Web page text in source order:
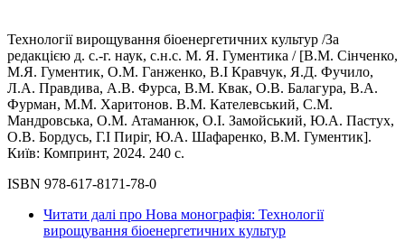
Технології вирощування біоенергетичних культур /За
редакцією д. с.-г. наук, с.н.с. М. Я. Гументика / [В.М. Сінченко,
М.Я. Гументик, О.М. Ганженко, В.І Кравчук, Я.Д. Фучило,
Л.А. Правдива, А.В. Фурса, В.М. Квак, О.В. Балагура, В.А.
Фурман, М.М. Харитонов. В.М. Кателевський, С.М.
Мандровська, О.М. Атаманюк, О.І. Замойський, Ю.А. Пастух,
О.В. Бордусь, Г.І Пиріг, Ю.А. Шафаренко, В.М. Гументик].
Київ: Компринт, 2024. 240 с.
ISBN 978-617-8171-78-0
Читати далі про Нова монографія: Технології
вирощування біоенергетичних культур